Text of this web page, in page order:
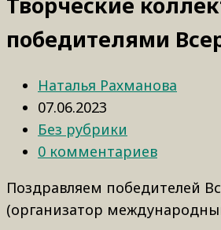
победителями
Наталья Рахманова
07.06.2023
Без рубрики
0 комментариев
Поздравляем победителей
(организатор